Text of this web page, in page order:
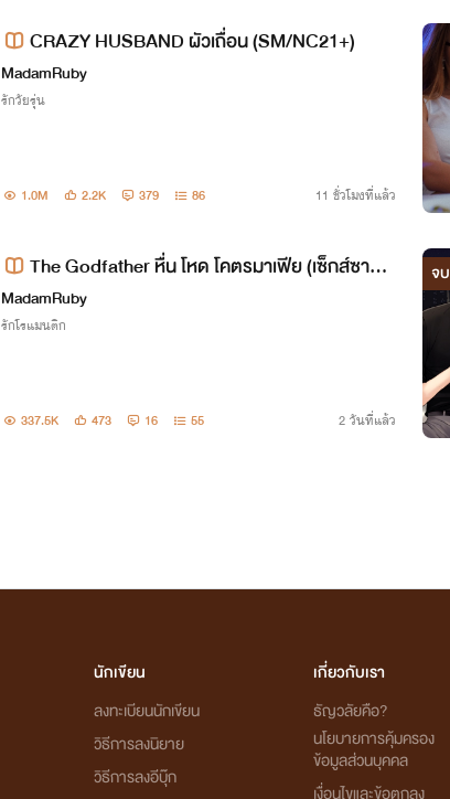
CRAZY HUSBAND ผัวเถื่อน (SM/NC21+)
MadamRuby
รักวัยรุ่น
1.0M 2.2K 379 86 11 ชั่วโมงที่แล้ว
The Godfather หื่น โหด โคตรมาเฟีย (เซ็กส์ซาดิส
ม์/เนื้อหารุนแรง)
MadamRuby
รักโรแมนติก
337.5K 473 16 55 2 วันที่แล้ว
จบ
นักเขียน
ลงทะเบียนนักเขียน
วิธีการลงนิยาย
วิธีการลงอีบุ๊ก
เกี่ยวกับเรา
ธัญวลัยคือ?
นโยบายการคุ้มครอง
ข้อมูลส่วนบุคคล